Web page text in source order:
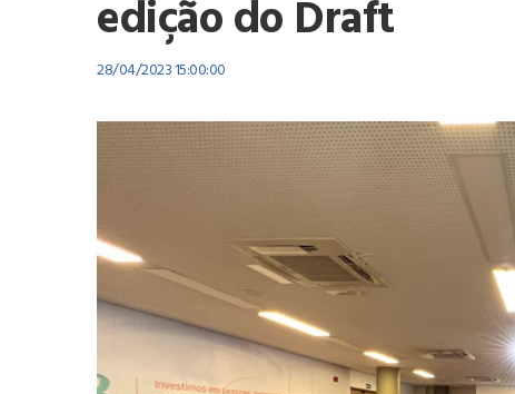
edição do Draft
28/04/2023 15:00:00